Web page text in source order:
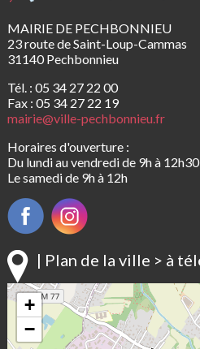
MAIRIE DE PECHBONNIEU
23 route de Saint-Loup-Cammas
31140 Pechbonnieu
Tél. : 05 34 27 22 00
Fax : 05 34 27 22 19
mairie@ville-pechbonnieu.fr
Horaires d'ouverture :
Du lundi au vendredi de 9h à
Le samedi de 9h à 12h
| Plan de la ville > à
+
−